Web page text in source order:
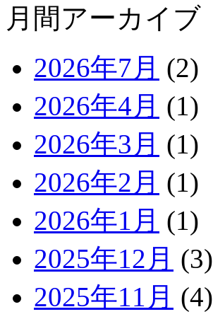
月間アーカイブ
2026年7月 (2)
2026年4月 (1)
2026年3月 (1)
2026年2月 (1)
2026年1月 (1)
2025年12月 (3)
2025年11月 (4)